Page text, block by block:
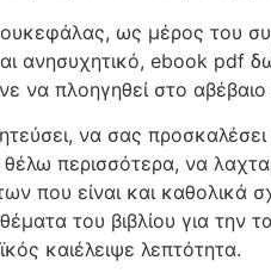
ως μέρος του
ανησυχητικό, ebook pdf
να πλοηγηθεί στο
να σας
περισσότερα, να
που είναι και καθολικά
του βιβλίου για την
καιέλειψε λεπτότητα.